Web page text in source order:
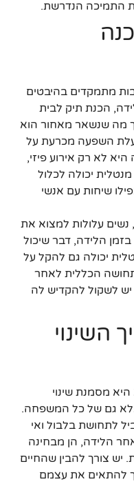
התמיכה הנדרשת.
מתמקדים בהיבטים
הכנת תיק לבית
מה שנשאר מאחור הוא
השפעה מכרעת על
לא רק אירוע פיזי,
יכולה לכלול
שיחות עם אנשי
עלולות למצוא את
הלידה, דבר שיכול
יכולה גם להקל על
הכללית לאחר
יש לשקול להקדיש לה
השינוי
מסמנת שינוי
גם של כל המשפחה.
לתחושת בלבול ואי
הלידה, הן מבחינה
יש צורך להבין שהחיים
להתאים את עצמם